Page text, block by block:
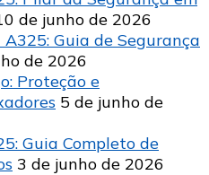
de junho de 2026
Guia de Segurança
de 2026
Proteção e
5 de junho de
Guia Completo de
3 de junho de 2026